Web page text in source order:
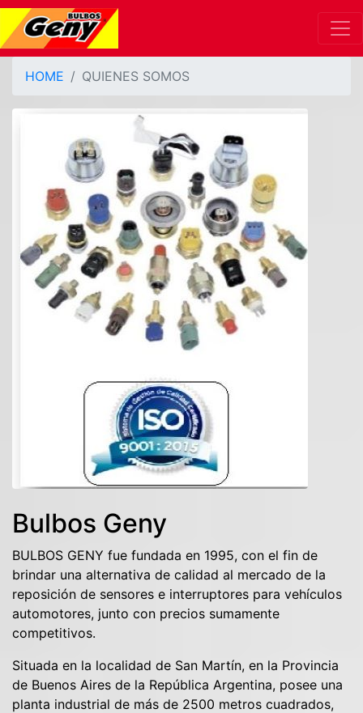
HOME QUIENES SOMOS
Bulbos Geny
BULBOS GENY fue fundada en 1995, con el fin de
brindar una alternativa de calidad al mercado de la
reposición de sensores e interruptores para vehículos
automotores, junto con precios sumamente
competitivos.
Situada en la localidad de San Martín, en la Provincia
de Buenos Aires de la República Argentina, posee una
planta industrial de más de 2500 metros cuadrados,